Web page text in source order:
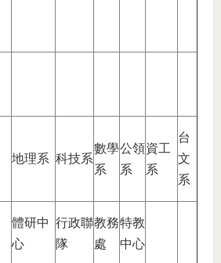
地理系 科技系
數學
系
公領
系
資工
系
台
文
系
體研中
心
行政聯
隊
教務
處
特教
中心